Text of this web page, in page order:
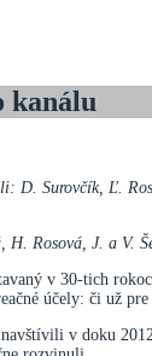
kanálu
D. Surovčík, Ľ.
H. Rosová, J. a V.
v 30-tich
účely: či už
v doku